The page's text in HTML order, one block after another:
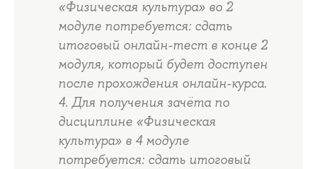
«Физическая культура» во 2
модуле потребуется: сдать
итоговый онлайн-тест в конце 2
модуля, который будет доступен
после прохождения онлайн-курса.
4. Для получения зачёта по
дисциплине «Физическая
культура» в 4 модуле
потребуется: сдать итоговый